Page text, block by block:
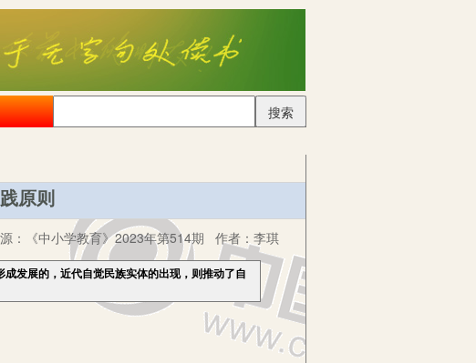
搜索
原则
： 《中小学教育》2023年第514期 作者： 李琪
发展的，近代自觉民族实体的出现，则推动了自